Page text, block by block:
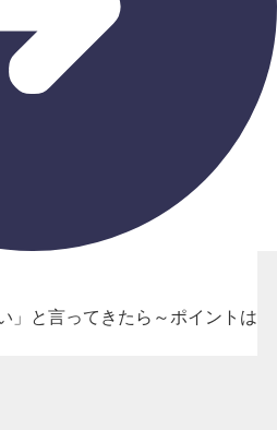
」と言ってきたら～ポイントは